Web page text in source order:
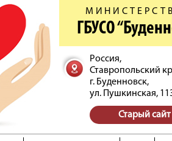
ГБУСО
Россия,
Ставропольский
г. Буденновск,
ул. Пушкинская,
Старый сайт